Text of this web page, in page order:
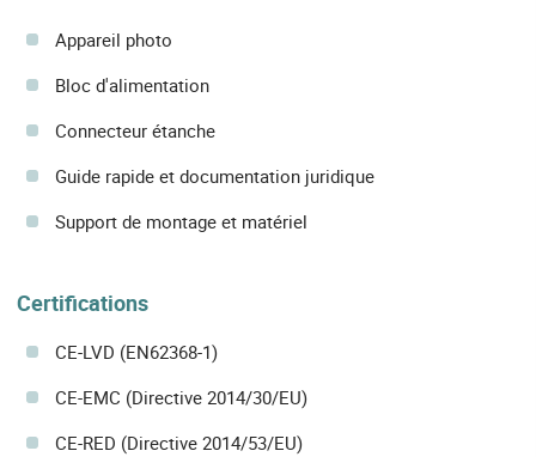
Appareil photo
Bloc d'alimentation
Connecteur étanche
Guide rapide et documentation juridique
Support de montage et matériel
Certifications
CE-LVD (EN62368-1)
CE-EMC (Directive 2014/30/EU)
CE-RED (Directive 2014/53/EU)